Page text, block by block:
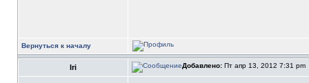
Вернуться к началу
Iri Добавлено: Пт апр 13, 2012 7:31 pm